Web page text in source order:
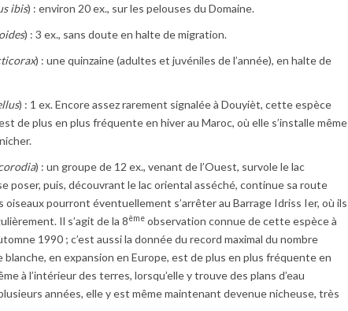
ibis) : environ 20 ex., sur les pelouses du Domaine.
) : 3 ex., sans doute en halte de migration.
) : une quinzaine (adultes et juvéniles de l’année), en halte de
) : 1 ex. Encore assez rarement signalée à Douyièt, cette espèce
de plus en plus fréquente en hiver au Maroc, où elle s’installe même
) : un groupe de 12 ex., venant de l’Ouest, survole le lac
poser, puis, découvrant le lac oriental asséché, continue sa route
oiseaux pourront éventuellement s’arrêter au Barrage Idriss Ier, où ils
Il s’agit de la 8ème observation connue de cette espèce à
1990 ; c’est aussi la donnée du record maximal du nombre
blanche, en expansion en Europe, est de plus en plus fréquente en
à l’intérieur des terres, lorsqu’elle y trouve des plans d’eau
années, elle y est même maintenant devenue nicheuse, très